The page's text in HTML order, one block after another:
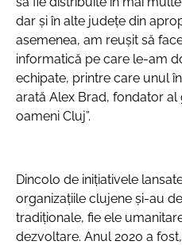
dar și în alte județe din
asemenea, am reușit să
informatică pe care le-am
echipate, printre care unul
arată Alex Brad, fondator al
oameni Cluj”.
Dincolo de inițiativele
organizațiile clujene și-au
tradiționale, fie ele
dezvoltare. Anul 2020 a